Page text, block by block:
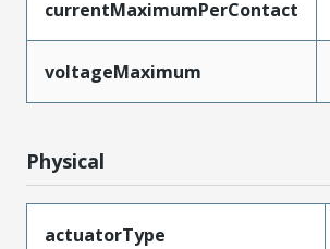
currentMaximumPerContact
voltageMaximum
Physical
actuatorType